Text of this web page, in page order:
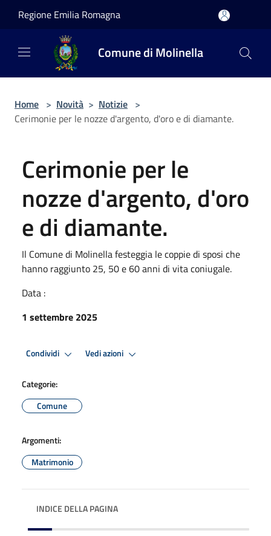
Regione Emilia Romagna
Comune di Molinella
Home > Novità > Notizie >
Cerimonie per le nozze d'argento, d'oro e di diamante.
Cerimonie per le
nozze d'argento, d'oro
e di diamante.
Il Comune di Molinella festeggia le coppie di sposi che
hanno raggiunto 25, 50 e 60 anni di vita coniugale.
Data :
1 settembre 2025
Condividi Vedi azioni
Categorie:
Comune
Argomenti:
Matrimonio
INDICE DELLA PAGINA